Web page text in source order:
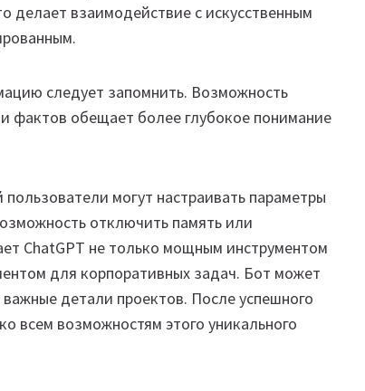
делает взаимодействие с искусственным
следует запомнить. Возможность
фактов обещает более глубокое понимание
могут настраивать параметры
отключить память или
ChatGPT не только мощным инструментом
для корпоративных задач. Бот может
детали проектов. После успешного
всем возможностям этого уникального